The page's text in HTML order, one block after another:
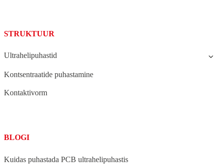
STRUKTUUR
Ultrahelipuhastid
Kontsentraatide puhastamine
Kontaktivorm
BLOGI
Kuidas puhastada PCB ultrahelipuhastis